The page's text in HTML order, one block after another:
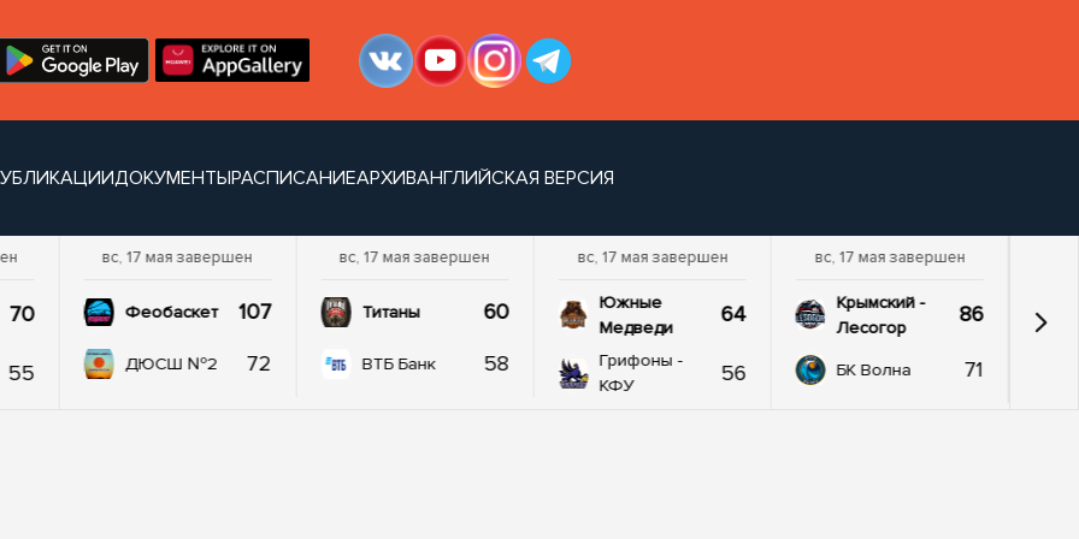
ДОКУМЕНТЫРАСПИСАНИЕАРХИВАНГЛИЙСКАЯ ВЕРСИЯ
70
55
вс, 17 мая завершен
Феобаскет 107
ДЮСШ №2 72
вс, 17 мая завершен
Титаны 60
ВТБ Банк 58
вс, 17 мая завершен
Южные
Медведи
64
Грифоны -
КФУ
56
вс, 17 мая завершен
Крымский -
Лесогор
86
БК Волна 71